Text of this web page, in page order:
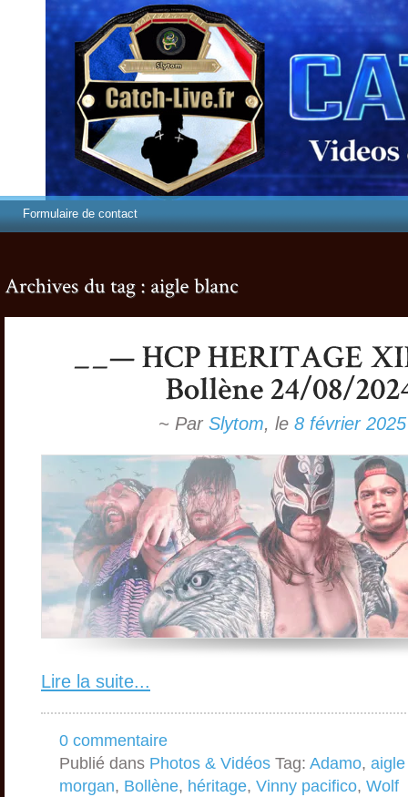
Formulaire de contact
~ Par Slytom, le 8 février 2025
Lire la suite...
0 commentaire
Publié dans Photos & Vidéos Tag: Adamo,
morgan, Bollène, héritage, Vinny pacifico, Wolf